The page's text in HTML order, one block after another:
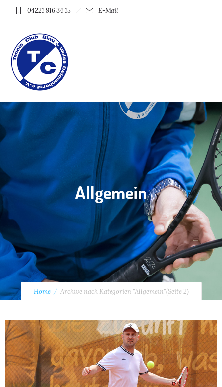
04221 916 34 15 E-Mail
Allgemein
Home Archive nach Kategorien "Allgemein"(Seite 2)